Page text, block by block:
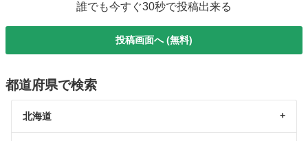
誰でも今すぐ30秒で投稿出来る
投稿画面へ (無料)
都道府県で検索
北海道